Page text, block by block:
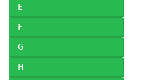
E
F
G
H